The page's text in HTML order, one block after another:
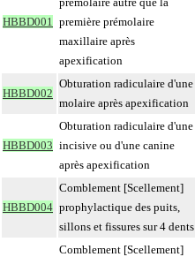
HBBD001
première prémolaire
maxillaire après
apexification
HBBD002
Obturation radiculaire d'une
molaire après apexification
HBBD003
Obturation radiculaire d'une
incisive ou d'une canine
après apexification
HBBD004
Comblement [Scellement]
prophylactique des puits,
sillons et fissures sur 4 dents
Comblement [Scellement]